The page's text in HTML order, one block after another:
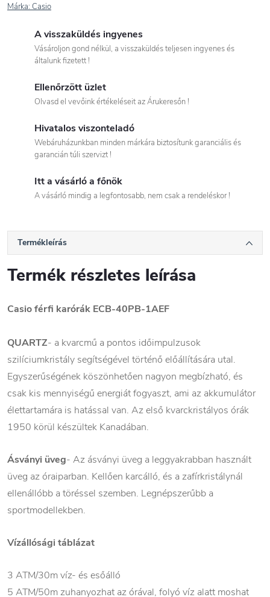
Márka: Casio
A visszaküldés ingyenes
Vásároljon gond nélkül, a visszaküldés teljesen ingyenes és
általunk fizetett !
Ellenőrzött üzlet
Olvasd el vevőink értékeléseit az Árukeresőn !
Hivatalos viszonteladó
Webáruházunkban minden márkára biztosítunk garanciális és
garancián túli szervizt !
Itt a vásárló a főnök
A vásárló mindig a legfontosabb, nem csak a rendeléskor !
Termékleírás
Termék részletes leírása
Casio férfi karórák ECB-40PB-1AEF
QUARTZ- a kvarcmű a pontos időimpulzusok
szilíciumkristály segítségével történő előállítására utal.
Egyszerűségének köszönhetően nagyon megbízható, és
csak kis mennyiségű energiát fogyaszt, ami az akkumulátor
élettartamára is hatással van. Az első kvarckristályos órák
1950 körül készültek Kanadában.
Ásványi üveg- Az ásványi üveg a leggyakrabban használt
üveg az óraiparban. Kellően karcálló, és a zafírkristálynál
ellenállóbb a töréssel szemben. Legnépszerűbb a
sportmodellekben.
Vízállósági táblázat
3 ATM/30m víz- és esőálló
5 ATM/50m zuhanyozhat az órával, folyó víz alatt moshat